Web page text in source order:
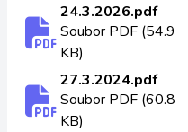
24.3.2026.pdf
Soubor PDF (54.9
KB)
27.3.2024.pdf
Soubor PDF (60.8
KB)